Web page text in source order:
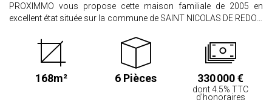
PROXIMMO vous propose cette maison familiale de 2005 en
excellent état située sur la commune de SAINT NICOLAS DE REDON
vaste salon-séjour lumineux disposant d'un poêle à bois, cuisine
aménagée et équipée fonctionnelle et spacieuse, WC indépendants,
vaste buanderie de plus de 13m² disposant de nombreux
rangements. A l'étage : dégagement desservant 4 chambres avec
placards, dont une suite parentale (placards, dressing et salle
d'eau privative avec douche et baignoire), une salle d'eau
168m² 6 Pièces 330 000 €
dont 4.5% TTC
d'honoraires